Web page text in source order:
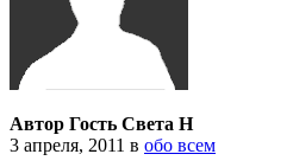
Автор Гость Света Н
3 апреля, 2011 в обо всем